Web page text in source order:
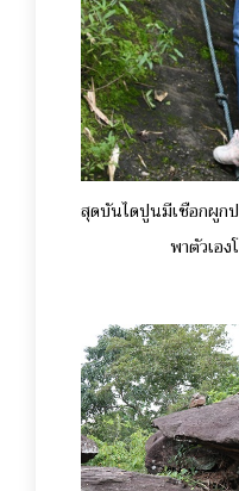
สุดบันไดปูนมีเชือกผูกป
พาตัวเอ